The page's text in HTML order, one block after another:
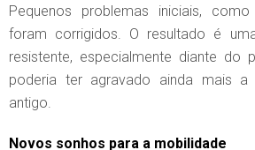
Pequenos problemas iniciais,
foram corrigidos. O resultado é
resistente, especialmente diante do
poderia ter agravado ainda mais
antigo.
Novos sonhos para a mobilidade